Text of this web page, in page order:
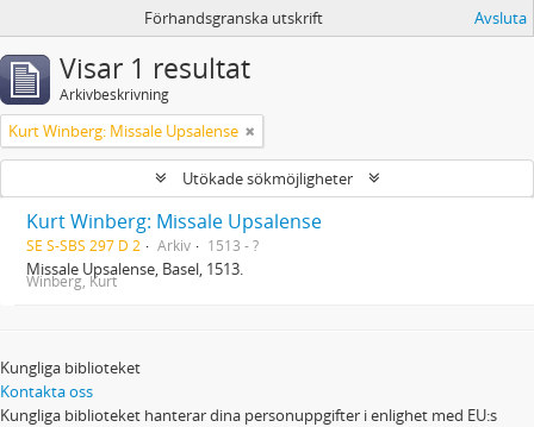
Förhandsgranska utskrift Avsluta
Visar 1 resultat
Arkivbeskrivning
Kurt Winberg: Missale Upsalense
Utökade sökmöjligheter
Kurt Winberg: Missale Upsalense
SE S-SBS 297 D 2 Arkiv 1513 - ?
Missale Upsalense, Basel, 1513.
Winberg, Kurt
Kungliga biblioteket
Kontakta oss
Kungliga biblioteket hanterar dina personuppgifter i enlighet med EU:s